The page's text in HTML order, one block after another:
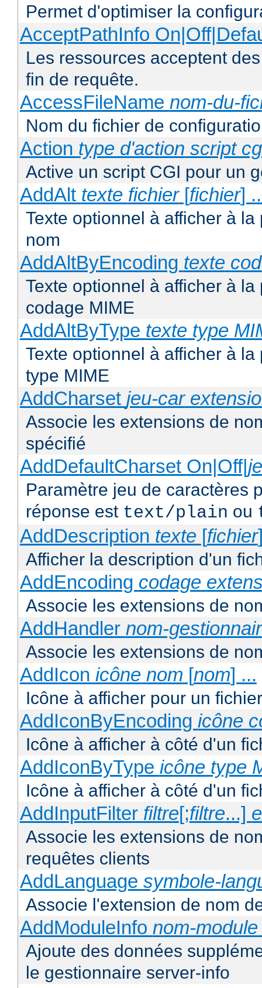
Permet d'optimiser la
AcceptPathInfo
Les ressources acceptent
fin de requête.
AccessFileName nom-du-
Nom du fichier de
Action type d'action script
Active un script CGI pour un
AddAlt texte fichier[fichier]
Texte optionnel à afficher à
nom
AddAltByEncoding texte
Texte optionnel à afficher à
codage MIME
AddAltByType texte type
Texte optionnel à afficher à
type MIME
AddCharset jeu-car
Associe les extensions de
spécifié
AddDefaultCharset On|Off|
Paramètre jeu de caractères
réponse est text/plain ou
AddDescription texte [fichier
Afficher la description d'un
AddEncoding codage
Associe les extensions de
AddHandler nom-
Associe les extensions de
AddIcon icône nom [nom] ...
Icône à afficher pour un
AddIconByEncoding icône
Icône à afficher à côté d'un
AddIconByType icône type
Icône à afficher à côté d'un
AddInputFilter filtre[;filtre...]
Associe les extensions de
requêtes clients
AddLanguage symbole-
Associe l'extension de nom
AddModuleInfo nom-module
Ajoute des données
le gestionnaire server-info